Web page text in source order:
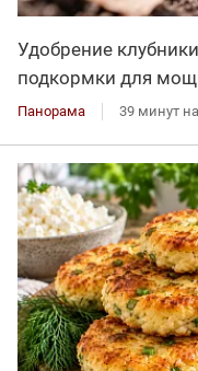
Удобрение
подкормки для
Панорама 39 минут